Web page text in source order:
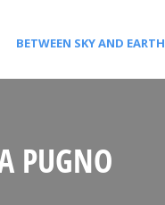
BETWEEN SKY AND EARTH
PUGNO